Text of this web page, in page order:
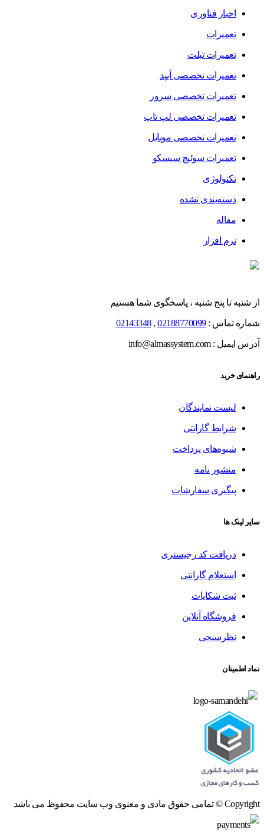
اخبار فناوری
تعمیرات
تعمیرات تبلت
تعمیرات تخصصی آیپد
تعمیرات تخصصی سرور
تعمیرات تخصصی لپ تاپ
تعمیرات تخصصی موبایل
تعمیرات سوئیچ سیسکو
تکنولوژی
دسته‌بندی نشده
مقاله
نرم افزار
از شنبه تا پنج شنبه ، پاسخگوی شما هستیم
شماره تماس :02188770099
,
02143348
آدرس ایمیل : info@almassystem.com
راهنمای خرید
لیست نمایندگان
شرایط گارانتی
شیوه‌های پرداخت
منشور نامه
پیگیری سفارشات
سایر لینک ها
دریافت کد رجیستری
استعلام گارانتی
ثبت شکایات
فروشگاه آنلاین
نظرسنجی
نماد اطمینان
Copyright © تمامی حقوق مادی و معنوی وب سایت محفوظ می باشد